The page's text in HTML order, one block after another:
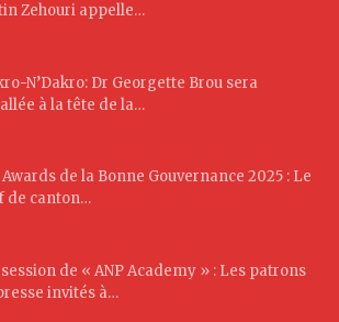
Zehouri appelle…
N’Dakro: Dr Georgette Brou sera
à la tête de la…
de la Bonne Gouvernance 2025 : Le
de canton…
session de « ANP Academy » : Les patrons
invités à…